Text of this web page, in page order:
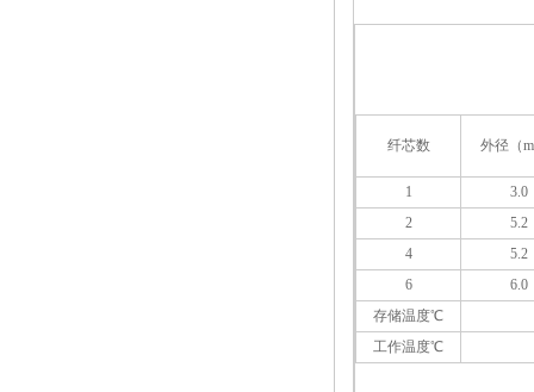
纤芯数 外径（
1
3.0
2
5.2
4
5.2
6
6.0
存储温度℃
工作温度℃